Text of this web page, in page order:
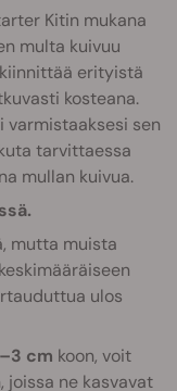
Kitin mukana
multa kuivuu
erityistä
kosteana.
varmistaaksesi sen
tarvittaessa
mullan kuivua.
mutta muista
ulos
cm koon, voit
joissa ne kasvavat